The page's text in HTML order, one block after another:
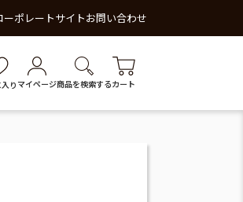
ーポレートサイトお問い合わせ
り マイページ商品を検索するカート